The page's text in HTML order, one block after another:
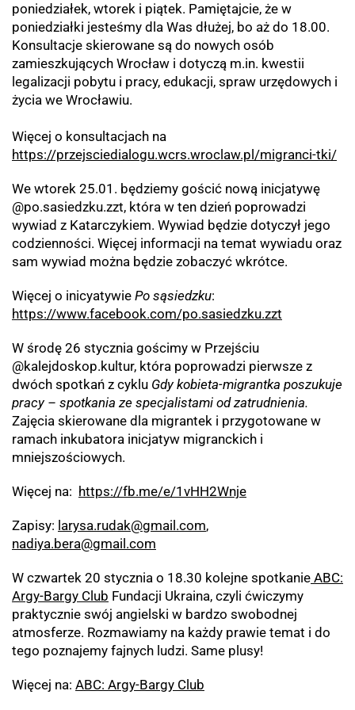
poniedziałek, wtorek i piątek. Pamiętajcie, że w
poniedziałki jesteśmy dla Was dłużej, bo aż do 18.00.
Konsultacje skierowane są do nowych osób
zamieszkujących Wrocław i dotyczą m.in. kwestii
legalizacji pobytu i pracy, edukacji, spraw urzędowych i
życia we Wrocławiu.
Więcej o konsultacjach na
https://przejsciedialogu.wcrs.wroclaw.pl/migranci-tki/
We wtorek 25.01. będziemy gościć nową inicjatywę
@po.sasiedzku.zzt, która w ten dzień poprowadzi
wywiad z Katarczykiem. Wywiad będzie dotyczył jego
codzienności. Więcej informacji na temat wywiadu oraz
sam wywiad można będzie zobaczyć wkrótce.
Więcej o inicyatywie Po sąsiedzku:
https://www.facebook.com/po.sasiedzku.zzt
W środę 26 stycznia gościmy w Przejściu
@kalejdoskop.kultur, która poprowadzi pierwsze z
dwóch spotkań z cyklu Gdy kobieta-migrantka poszukuje
pracy – spotkania ze specjalistami od zatrudnienia.
Zajęcia skierowane dla migrantek i przygotowane w
ramach inkubatora inicjatyw migranckich i
mniejszościowych.
Więcej na: https://fb.me/e/1vHH2Wnje
Zapisy: larysa.rudak@gmail.com,
nadiya.bera@gmail.com
W czwartek 20 stycznia o 18.30 kolejne spotkanie ABC:
Argy-Bargy Club Fundacji Ukraina, czyli ćwiczymy
praktycznie swój angielski w bardzo swobodnej
atmosferze. Rozmawiamy na każdy prawie temat i do
tego poznajemy fajnych ludzi. Same plusy!
Więcej na: ABC: Argy-Bargy Club